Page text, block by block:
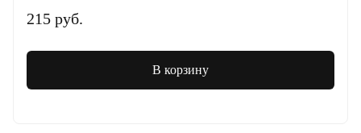
215 руб.
В корзину